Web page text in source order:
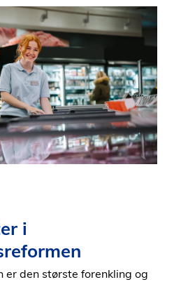
i
den største forenkling og